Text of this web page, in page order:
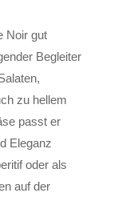
Noir gut
Begleiter
zu hellem
passt er
Eleganz
oder als
auf der